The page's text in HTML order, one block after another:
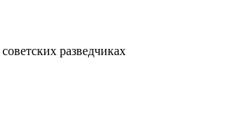
разведчиках